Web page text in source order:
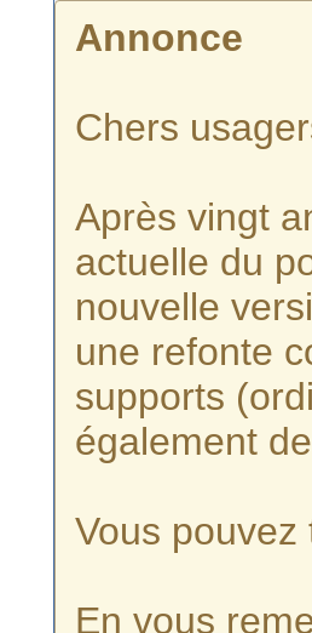
Annonce
Chers
Après vingt
actuelle du
nouvelle
une refonte
supports
également
Vous
En vous